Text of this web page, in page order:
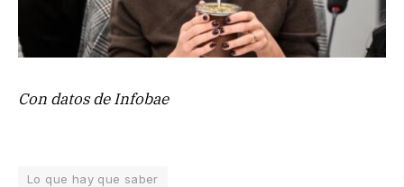
Con datos de Infobae
Lo que hay que saber